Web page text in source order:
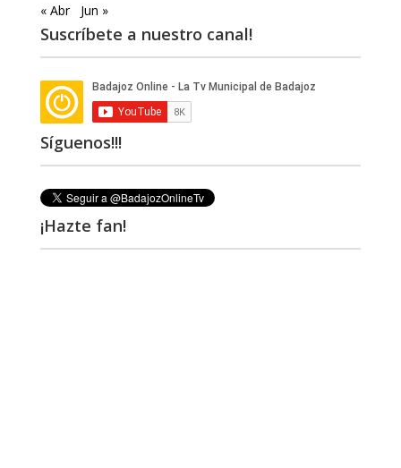
« Abr
Jun »
Suscríbete a nuestro canal!
Síguenos!!!
¡Hazte fan!